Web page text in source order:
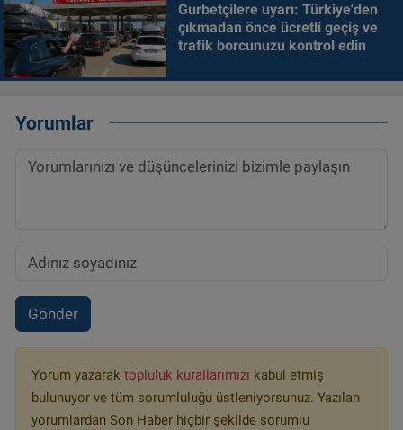
Gurbetçilere uyarı: Türkiye'den
çıkmadan önce ücretli geçiş ve
trafik borcunuzu kontrol edin
Yorumlar
Gönder
Yorum yazarak topluluk kurallarımızı kabul etmiş
bulunuyor ve tüm sorumluluğu üstleniyorsunuz. Yazılan
yorumlardan Son Haber hiçbir şekilde sorumlu